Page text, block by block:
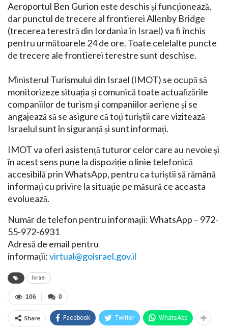
Aeroportul Ben Gurion este deschis și funcționează,
dar punctul de trecere al frontierei Allenby Bridge
(trecerea terestră din Iordania în Israel) va fi închis
pentru următoarele 24 de ore. Toate celelalte puncte
de trecere ale frontierei terestre sunt deschise.
Ministerul Turismului din Israel (IMOT) se ocupă să
monitorizeze situația și comunică toate actualizările
companiilor de turism și companiilor aeriene și se
angajează să se asigure că toți turiștii care vizitează
Israelul sunt în siguranță și sunt informați.
IMOT va oferi asistență tuturor celor care au nevoie și
în acest sens pune la dispoziție o linie telefonică
accesibilă prin WhatsApp, pentru ca turiștii să rămână
informați cu privire la situație pe măsură ce aceasta
evoluează.
Număr de telefon pentru informații: WhatsApp – 972-
55-972-6931
Adresă de email pentru
informații:virtual@goisrael.gov.il
Israel
0
106
Share Facebook Twitter WhatsApp